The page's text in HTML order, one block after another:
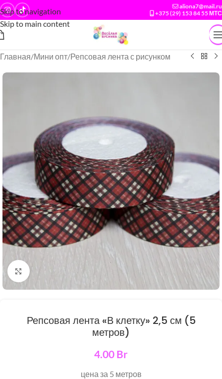
Skip to navigation
Skip to main content
aliona7@mail.ru
+375 (29) 153 84 55 МТС
Главная/Мини опт/Репсовая лента с рисунком
Нажмите, чтобы увеличить
Репсовая лента «В клетку» 2,5 см (5
метров)
4.00 Br
цена за 5 метров